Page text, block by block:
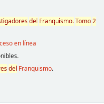
del Franquismo.Tomo2
en línea
del Franquismo.